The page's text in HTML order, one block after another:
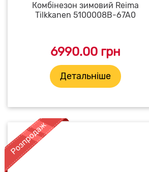
Комбінезон зимовий Reima
Tilkkanen 5100008B-67A0
6990.00 грн
Детальніше